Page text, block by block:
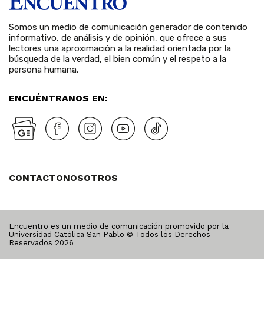
Somos un medio de comunicación generador de contenido
informativo, de análisis y de opinión, que ofrece a sus
lectores una aproximación a la realidad orientada por la
búsqueda de la verdad, el bien común y el respeto a la
persona humana.
ENCUÉNTRANOS EN:
CONTACTONOSOTROS
Encuentro es un medio de comunicación promovido por la
Universidad Católica San Pablo © Todos los Derechos
Reservados 2026